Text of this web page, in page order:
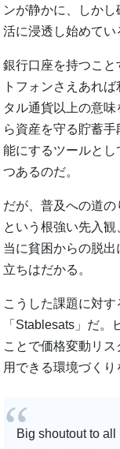
ンが静かに、しか
活に浸透し始めてい
銀行口座を持つこ
トフォンさえあれ
タル通貨以上の意
ら資産を守る貯蓄
能にするツールと
つあるのだ。
だが、普及への道の
という根強い先入
当に貧困からの脱
立ちはだかる。
こうした課題に対
「Stablesats」だ
ことで価格変動リ
用できる環境づくり
Big shoutout to